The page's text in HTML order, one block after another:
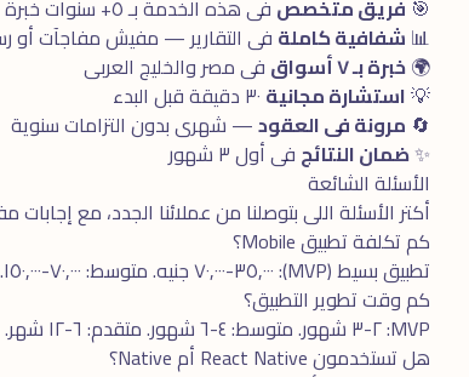
🎯 فريق متخصص فى هذه الخدمة بـ ٥+ سنوات خبرة
📊 شفافية كاملة فى التقارير — مفيش مفاجآت أو
🌍خبرة بـ ٧ أسواق
فى مصر والخليج العربى
💡استشارة مجانية
🔄 مرونة فى العقود— شهرى بدون التزامات سنوية
✨ضمان النتائج فى أول ٣ شهور
الأسئلة الشائعة
أكتر الأسئلة اللى بتوصلنا من عملائنا الجدد، مع إجابات
كم تكلفة تطبيق Mobile؟
تطبيق بسيط (MVP): ٣٥,٠٠٠-٧٠,٠٠٠ جنيه. متوسط: ٧٠,٠٠٠-١٥٠,٠٠٠. متقدم مع Features كتير: ١٥٠,٠٠٠-٣٥٠,٠٠٠. Enterprise: ٣٥٠,٠٠٠+.
كم وقت تطوير التطبيق؟
MVP: ٢-٣ شهور. متوسط: ٤-٦ شهور. متقدم: ٦-١٢ شهر. Enterprise: ١٢-٢٤ شهر.
هل تستخدمون React Native أم Native؟